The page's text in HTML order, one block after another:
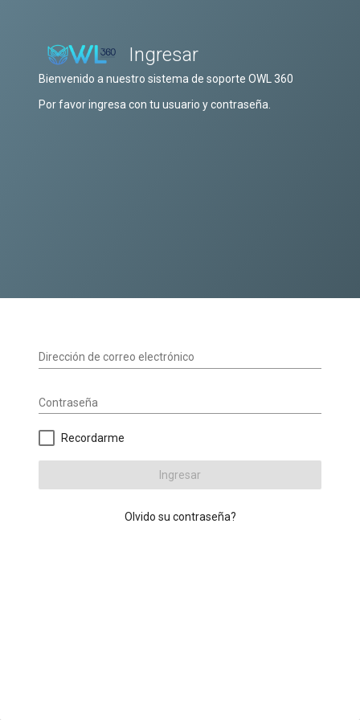
Ingresar
Bienvenido a nuestro sistema de soporte OWL 360
Por favor ingresa con tu usuario y contraseña.
Dirección de correo electrónico
Contraseña
Recordarme
Ingresar
Olvido su contraseña?